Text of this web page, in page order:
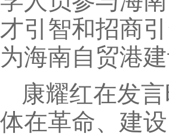
才引智和招商
为海南自贸港
康耀红在发
体在革命、建